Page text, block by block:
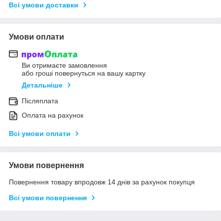
Всі умови доставки
Умови оплати
Ви отримаєте замовлення
або гроші повернуться на вашу картку
Детальніше
Післяплата
Оплата на рахунок
Всі умови оплати
Умови повернення
Повернення товару впродовж 14 днів за рахунок покупця
Всі умови повернення